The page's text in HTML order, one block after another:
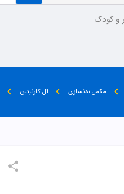
و کودک
مکمل بدنسازی ال کارنیتین